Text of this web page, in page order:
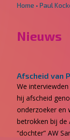
Home • Paul
Nieuws
Afscheid van
We
hij afscheid
onderzoeker en
betrokken bij de
“dochter” AW